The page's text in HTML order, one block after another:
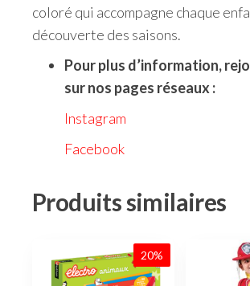
coloré qui accompagne chaque
découverte des saisons.
Pour plus d’information,
sur nos pages réseaux :
Instagram
Facebook
Produits similaires
20%